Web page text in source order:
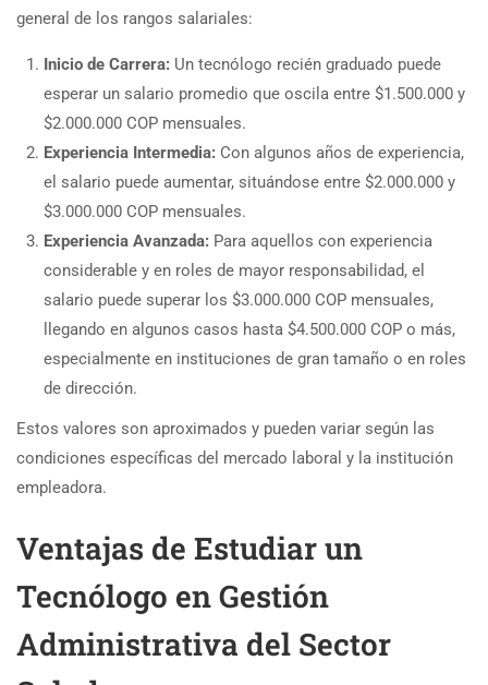
general de los rangos salariales:
Inicio de Carrera: Un tecnólogo recién graduado puede
esperar un salario promedio que oscila entre $1.500.000 y
$2.000.000 COP mensuales.
Experiencia Intermedia: Con algunos años de experiencia,
el salario puede aumentar, situándose entre $2.000.000 y
$3.000.000 COP mensuales.
Experiencia Avanzada: Para aquellos con experiencia
considerable y en roles de mayor responsabilidad, el
salario puede superar los $3.000.000 COP mensuales,
llegando en algunos casos hasta $4.500.000 COP o más,
especialmente en instituciones de gran tamaño o en roles
de dirección.
Estos valores son aproximados y pueden variar según las
condiciones específicas del mercado laboral y la institución
empleadora.
Ventajas de Estudiar un
Tecnólogo en Gestión
Administrativa del Sector